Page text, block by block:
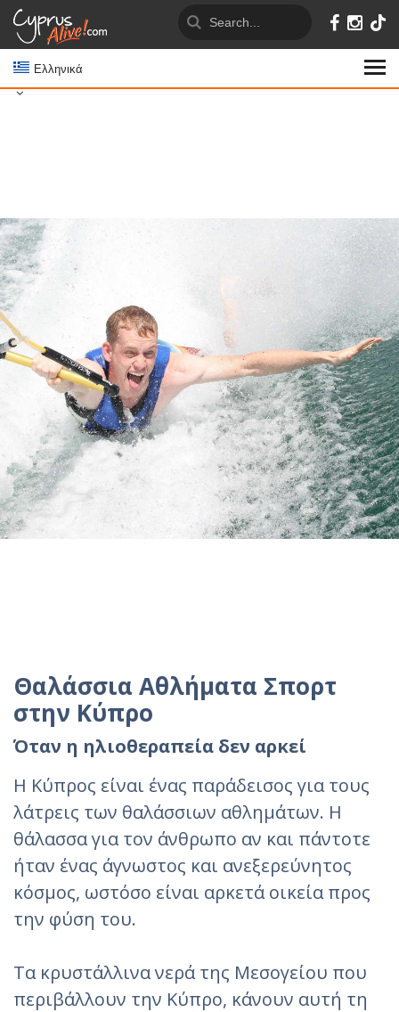
Ελληνικά
Θαλάσσια Αθλήματα Σπορτ
στην Κύπρο
Όταν η ηλιοθεραπεία δεν αρκεί
Η Κύπρος είναι ένας παράδεισος για τους
λάτρεις των θαλάσσιων αθλημάτων. Η
θάλασσα για τον άνθρωπο αν και πάντοτε
ήταν ένας άγνωστος και ανεξερεύνητος
κόσμος, ωστόσο είναι αρκετά οικεία προς
την φύση του.
Τα κρυστάλλινα νερά της Μεσογείου που
περιβάλλουν την Κύπρο, κάνουν αυτή τη